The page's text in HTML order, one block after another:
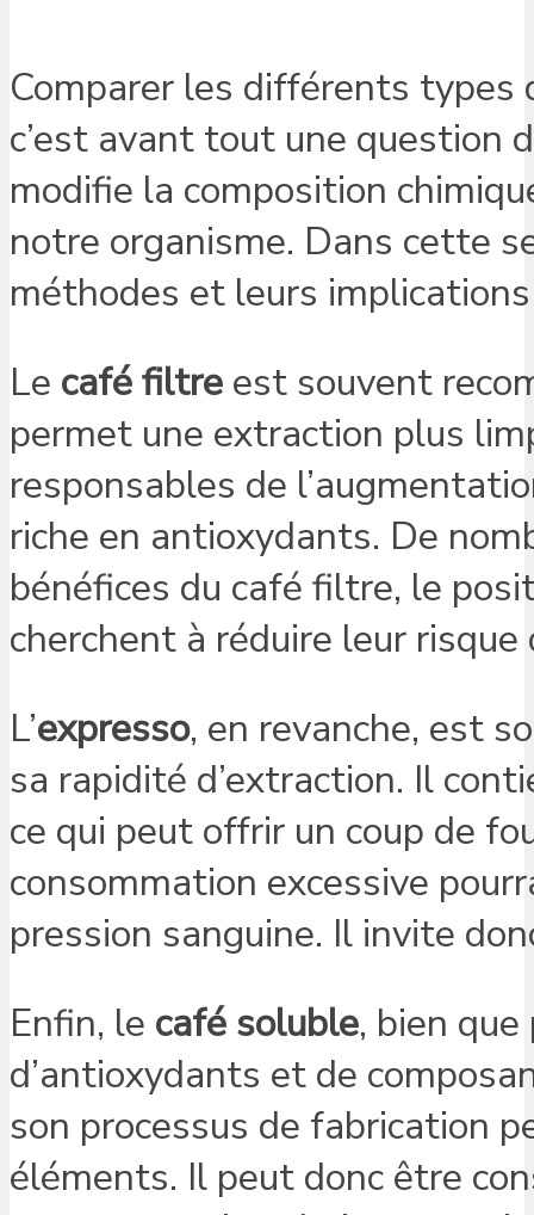
Comparer les différents types
c’est avant tout une question
modifie la composition
notre organisme. Dans cette
méthodes et leurs
Le café filtre est souvent
permet une extraction plus
responsables de
riche en antioxydants. De
bénéfices du café filtre, le
cherchent à réduire leur
L’expresso, en revanche, est
sa rapidité d’extraction. Il
ce qui peut offrir un coup de
consommation excessive
pression sanguine. Il invite
Enfin, le café soluble, bien
d’antioxydants et de
son processus de fabrication
éléments. Il peut donc être